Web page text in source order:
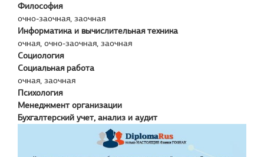
Философия
очно-заочная, заочная
Информатика и вычислительная техника
очная, очно-заочная, заочная
Социология
Социальная работа
очная, заочная
Психология
Менеджмент организации
Бухгалтерский учет, анализ и аудит